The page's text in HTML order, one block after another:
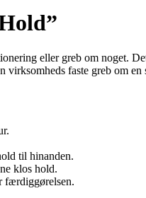
eller greb om noget.
faste greb om
til hinanden.
klos hold.
færdiggørelsen.